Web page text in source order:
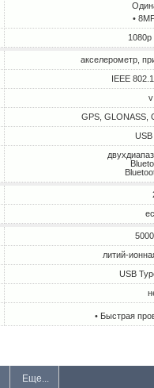
•
1080p
акселерометр,
IEEE
GPS, GLONASS,
литий-
USB
• Быстрая
Еще...